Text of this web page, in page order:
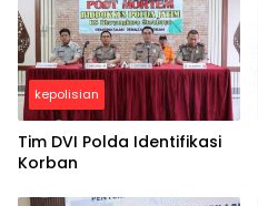
kepolisian
Tim DVI Polda Identifikasi
Korban